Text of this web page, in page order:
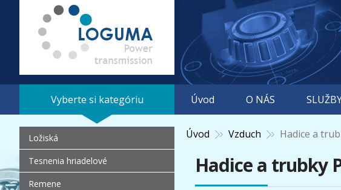
Úvod Vzduch Hadice a
Hadice a trubky
Ložiská
Tesnenia hriadelové
Remene
Vyberte si kategóriu Úvod O NÁS